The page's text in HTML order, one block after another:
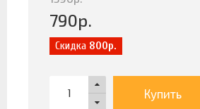
790р.
Скидка 800р.
Купить